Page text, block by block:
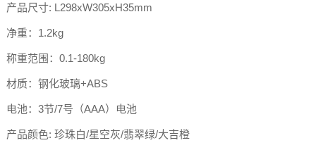
产品尺寸: L298xW305xH35mm
净重：1.2kg
称重范围：0.1-180kg
材质：钢化玻璃+ABS
电池：3节/7号（AAA）电池
产品颜色: 珍珠白/星空灰/翡翠绿/大吉橙